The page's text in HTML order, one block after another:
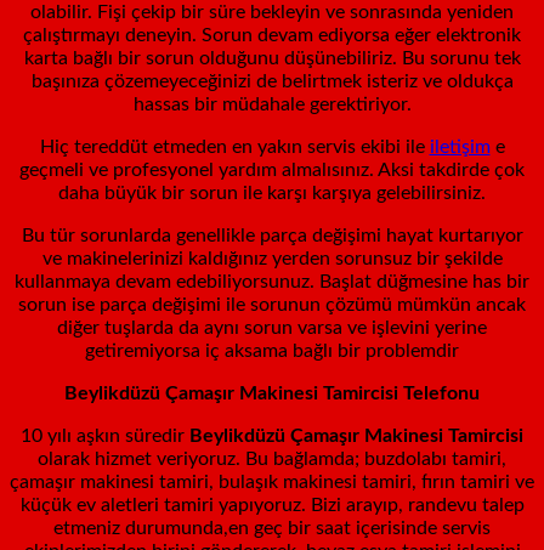
olabilir. Fişi çekip bir süre bekleyin ve sonrasında yeniden
çalıştırmayı deneyin. Sorun devam ediyorsa eğer elektronik
karta bağlı bir sorun olduğunu düşünebiliriz. Bu sorunu tek
başınıza çözemeyeceğinizi de belirtmek isteriz ve oldukça
hassas bir müdahale gerektiriyor.
Hiç tereddüt etmeden en yakın servis ekibi ile iletişime
geçmeli ve profesyonel yardım almalısınız. Aksi takdirde çok
daha büyük bir sorun ile karşı karşıya gelebilirsiniz.
Bu tür sorunlarda genellikle parça değişimi hayat kurtarıyor
ve makinelerinizi kaldığınız yerden sorunsuz bir şekilde
kullanmaya devam edebiliyorsunuz. Başlat düğmesine has bir
sorun ise parça değişimi ile sorunun çözümü mümkün ancak
diğer tuşlarda da aynı sorun varsa ve işlevini yerine
getiremiyorsa iç aksama bağlı bir problemdir
Beylikdüzü Çamaşır Makinesi Tamircisi Telefonu
10 yılı aşkın süredir Beylikdüzü Çamaşır Makinesi Tamircisi
olarak hizmet veriyoruz. Bu bağlamda; buzdolabı tamiri,
çamaşır makinesi tamiri, bulaşık makinesi tamiri, fırın tamiri ve
küçük ev aletleri tamiri yapıyoruz. Bizi arayıp, randevu talep
etmeniz durumunda,en geç bir saat içerisinde servis